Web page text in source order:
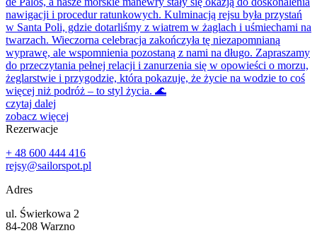
nawigacji i procedur ratunkowych. Kulminacją rejsu była przystań
w Santa Poli, gdzie dotarliśmy z wiatrem w żaglach i uśmiechami na
twarzach. Wieczorna celebracja zakończyła tę niezapomnianą
wyprawę, ale wspomnienia pozostaną z nami na długo. Zapraszamy
do przeczytania pełnej relacji i zanurzenia się w opowieści o morzu,
żeglarstwie i przygodzie, która pokazuje, że życie na wodzie to coś
więcej niż podróż – to styl życia. 🌊
czytaj dalej
zobacz więcej
Rezerwacje
+ 48 600 444 416‬
rejsy@sailorspot.pl
Adres
ul. Świerkowa 2
84-208 Warzno